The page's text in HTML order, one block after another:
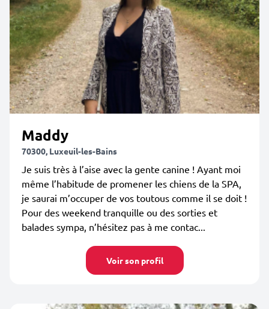
Maddy
70300, Luxeuil-les-Bains
Je suis très à l’aise avec la gente canine ! Ayant moi
même l’habitude de promener les chiens de la SPA,
je saurai m’occuper de vos toutous comme il se doit !
Pour des weekend tranquille ou des sorties et
balades sympa, n’hésitez pas à me contac...
Voir son profil